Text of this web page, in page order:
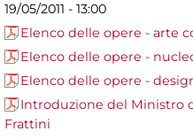
19/05/2011 - 13:00
Elenco delle opere - arte
Elenco delle opere -
Elenco delle opere -
Introduzione del Ministro
Frattini